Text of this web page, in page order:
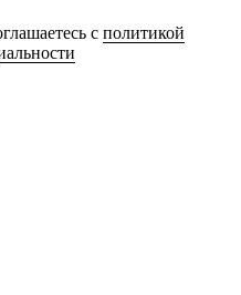
с политикой